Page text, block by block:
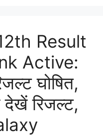
Result
Active:
घोषित,
देखें रिजल्ट,